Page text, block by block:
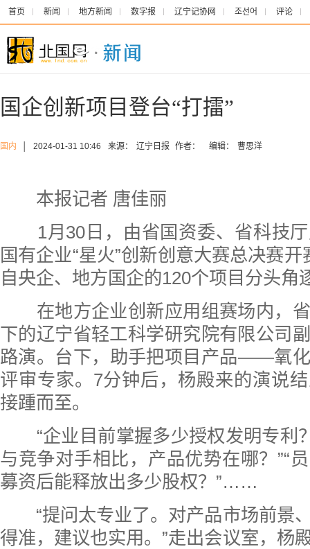
首页 新闻 地方新闻 数字报 辽宁记协网 조선어 评论
国企创新项目登台“打擂”
国内 2024-01-31 10:46 来源： 辽宁日报 作者： 编辑： 曹思洋
本报记者 唐佳丽
1月30日，由省国资委、省科技厅
国有企业“星火”创新创意大赛总决赛
自央企、地方国企的120个项目分头角
在地方企业创新应用组赛场内，省
下的辽宁省轻工科学研究院有限公司
路演。台下，助手把项目产品——氧
评审专家。7分钟后，杨殿来的演说
接踵而至。
“企业目前掌握多少授权发明专利
与竞争对手相比，产品优势在哪？”“
募资后能释放出多少股权？”……
“提问太专业了。对产品市场前景
得准，建议也实用。”走出会议室，杨